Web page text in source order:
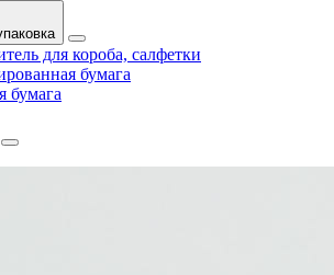
для короба, салфетки
бумага
бумага